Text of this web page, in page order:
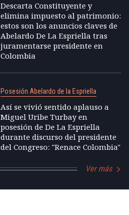
Descarta Constituyente y
elimina impuesto al patrimonio:
estos son los anuncios claves de
Abelardo De La Espriella tras
juramentarse presidente en
Colombia
Posesión Abelardo de la Espriella
Así se vivió sentido aplauso a
Miguel Uribe Turbay en
posesión de De La Espriella
durante discurso del presidente
del Congreso: "Renace Colombia"
Ver más